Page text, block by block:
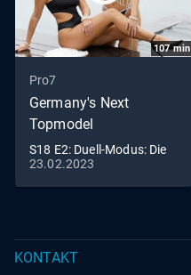
107min
Pro7
Germany's Next
Topmodel
S18 E2: Duell-Modus: Die
Models stehen in direkter
Konkurrenz
23.02.2023
KONTAKT